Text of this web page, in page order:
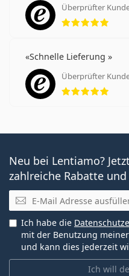
Überprüfter
Schnelle Lieferung
Überprüfter
Neu bei Lentiamo?
zahlreiche Rabatte
E-Mail
Ich will
Ich habe die
mit der Benutzung
und kann dies jederzeit